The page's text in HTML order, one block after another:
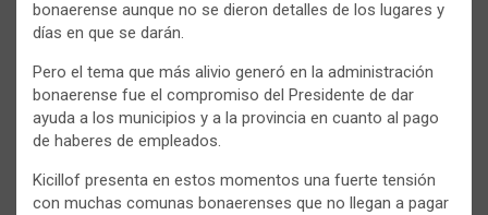
bonaerense aunque no se dieron detalles de los lugares y
días en que se darán.
Pero el tema que más alivio generó en la administración
bonaerense fue el compromiso del Presidente de dar
ayuda a los municipios y a la provincia en cuanto al pago
de haberes de empleados.
Kicillof presenta en estos momentos una fuerte tensión
con muchas comunas bonaerenses que no llegan a pagar